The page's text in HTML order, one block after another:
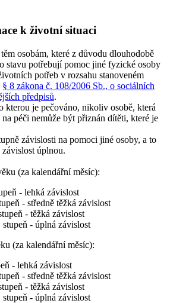
k životní situaci
osobám, které z důvodu dlouhodobě
stavu potřebují pomoc jiné fyzické osoby
potřeb v rozsahu stanoveném
§ 8 zákona č. 108/2006 Sb., o sociálních
předpisů.
kterou je pečováno, nikoliv osobě, která
péči nemůže být přiznán dítěti, které je
závislosti na pomoci jiné osoby, a to
úplnou.
(za kalendářní měsíc):
- lehká závislost
- středně těžká závislost
- těžká závislost
- úplná závislost
(za kalendářní měsíc):
- lehká závislost
- středně těžká závislost
- těžká závislost
- úplná závislost